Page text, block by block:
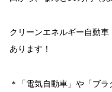
クリーンエネルギー自動
あります！
＊「電気自動車」や「ブ